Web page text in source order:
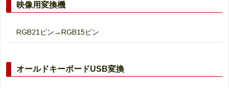
映像用変換機
RGB21ピン→RGB15ピン
オールドキーボードUSB変換